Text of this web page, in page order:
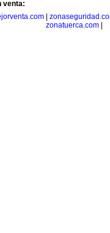
venta:
|
zonatuerca.com|